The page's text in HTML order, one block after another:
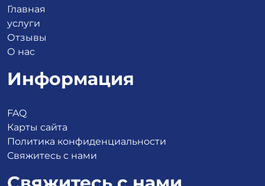
Главная
услуги
Отзывы
О нас
Информация
FAQ
Карты сайта
Политика конфиденциальности
Свяжитесь с нами